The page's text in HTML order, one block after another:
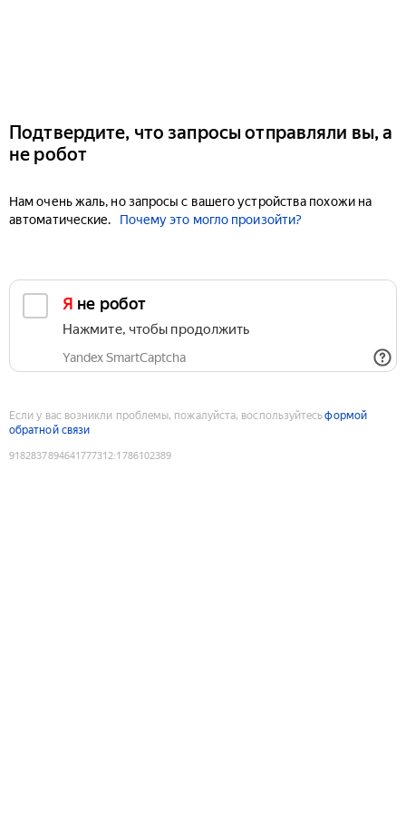
Подтвердите, что запросы отправляли вы, а
не робот
Нам очень жаль, но запросы с вашего устройства похожи на
автоматические.
Почему это могло произойти?
Я не робот
Нажмите, чтобы продолжить
Yandex SmartCaptcha
Если у вас возникли проблемы, пожалуйста, воспользуйтесьформой
обратной связи
9182837894641777312:1786102389